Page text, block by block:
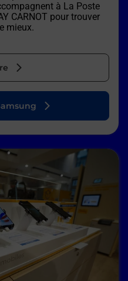
à La Poste
CARNOT pour trouver
mieux.